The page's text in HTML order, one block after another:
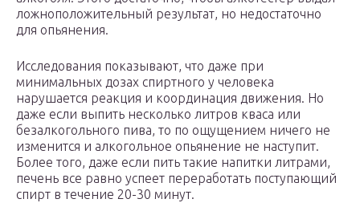
ложноположительный результат, но недостаточно
для опьянения.
Исследования показывают, что даже при
минимальных дозах спиртного у человека
нарушается реакция и координация движения. Но
даже если выпить несколько литров кваса или
безалкогольного пива, то по ощущением ничего не
изменится и алкогольное опьянение не наступит.
Более того, даже если пить такие напитки литрами,
печень все равно успеет переработать поступающий
спирт в течение 20-30 минут.